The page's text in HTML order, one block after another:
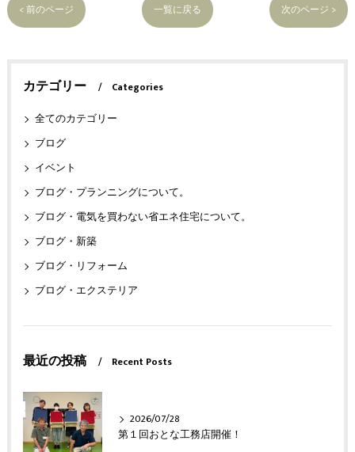
< 前のページ 一覧に戻る 次のページ >
カテゴリー
Categories
全てのカテゴリー
ブログ
イベント
ブログ・プランニングについて。
ブログ・電気を買わない省エネ住宅について。
ブログ・新築
ブログ・リフォーム
ブログ・エクステリア
最近の投稿 Recent Posts
2026/07/28
第１回おとな工務店開催！